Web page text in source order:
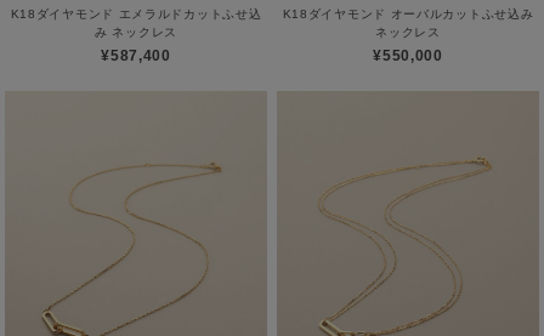
K18ダイヤモンド エメラルドカットふせ込
み ネックレス
¥587,400
K18ダイヤモンド オーバルカットふせ込み
ネックレス
¥550,000